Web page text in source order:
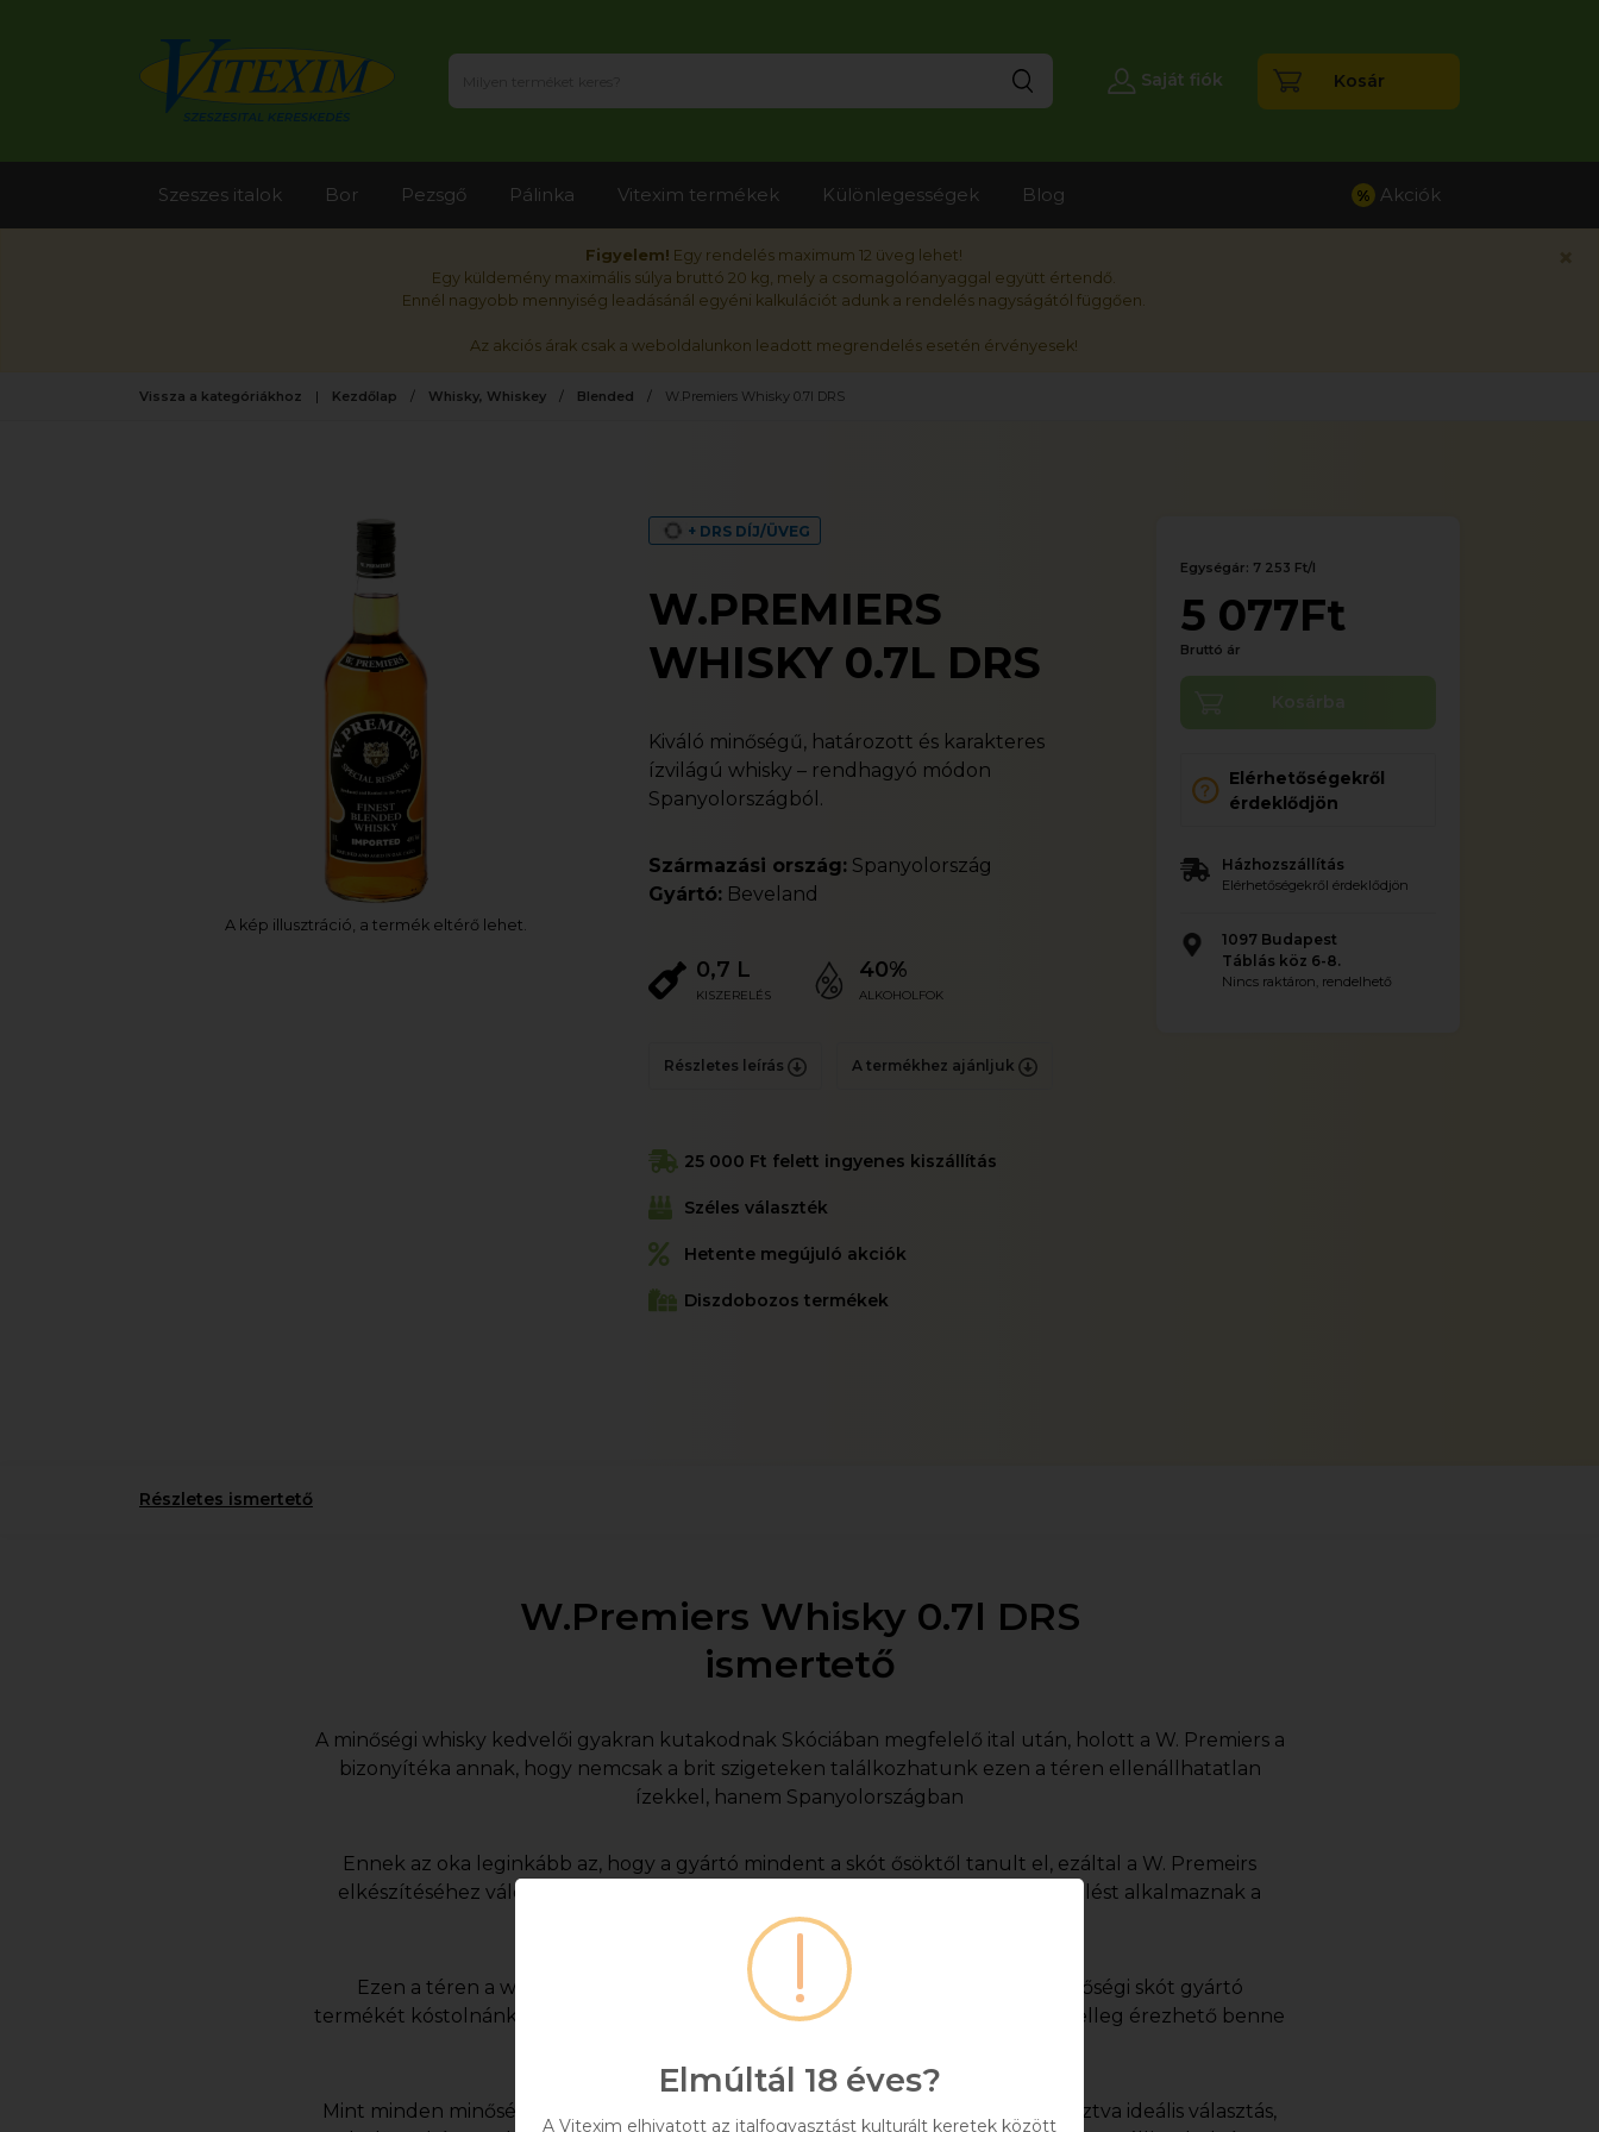
Figyelem! Egy rendelés maximum 12 üveg lehet!
Egy küldemény maximális súlya bruttó 20 kg, mely a csomagolóanyaggal együtt értendő.
Ennél nagyobb mennyiség leadásánál egyéni kalkulációt adunk a rendelés nagyságától függően.
Az akciós árak csak a weboldalunkon leadott megrendelés esetén érvényesek!
Saját fiók Kosár
Szeszes italok Bor Pezsgő Pálinka Vitexim termékek Különlegességek Blog % Akciók
Vissza a kategóriákhoz Kezdőlap Whisky, Whiskey Blended W.Premiers Whisky 0.7l DRS
A kép illusztráció, a termék eltérő lehet.
+ DRS DÍJ/ÜVEG
W.PREMIERS
WHISKY 0.7L DRS
Kiváló minőségű, határozott és karakteres
ízvilágú whisky – rendhagyó módon
Spanyolországból.
Származási ország:Spanyolország
Gyártó: Beveland
0,7 L
KISZERELÉS
40%
ALKOHOLFOK
Részletes leírás A termékhez ajánljuk
25 000 Ft felett ingyenes kiszállítás
Széles választék
Hetente megújuló akciók
Diszdobozos termékek
Egységár: 7 253 Ft/l
5 077Ft
Bruttó ár
Kosárba
Elérhetőségekről
érdeklődjön
Házhozszállítás
Elérhetőségekről érdeklődjön
1097 Budapest
Táblás köz 6-8.
Nincs raktáron, rendelhető
Részletes ismertető
W.Premiers Whisky 0.7l DRS
ismertető
A minőségi whisky kedvelői gyakran kutakodnak Skóciában megfelelő ital után, holott a W. Premiers a
bizonyítéka annak, hogy nemcsak a brit szigeteken találkozhatunk ezen a téren ellenállhatatlan
ízekkel, hanem Spanyolországban
Ennek az oka leginkább az, hogy a gyártó mindent a skót ősöktől tanult el, ezáltal a W. Premeirs
elkészítéséhez válogatott minőségű alapanyagokat, hovatovább fahordós érlelést alkalmaznak a
megfelelő állag és ízvilág eléréséhez.
Ezen a téren a whisky túlzás nélkül olyan hatást kelt, mintha valamelyik minőségi skót gyártó
termékét kóstolnánk, ezáltal enyhén édeskés, helyenként füstöt és karamellás jelleg érezhető benne
Mint minden minőségi whisky, úgy a W.Premiers is leginkább önmagában fogyasztva ideális választás,
Elmúltál 18 éves?
A Vitexim elhivatott az italfogyasztást kulturált keretek között